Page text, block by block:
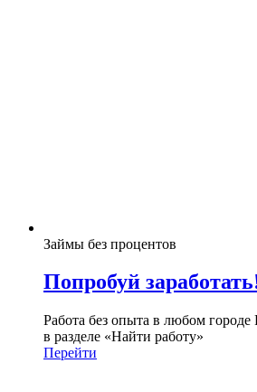
Займы без процентов
Попробуй
Работа без опыта в любом
в разделе «Найти работу»
Перейти